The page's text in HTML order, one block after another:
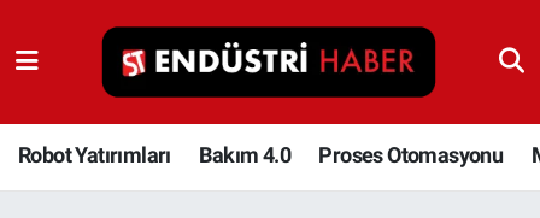
Robot Yatırımları Bakım 4.0 Proses Otomasyonu
Robot Yatırımları
Bakım 4.0